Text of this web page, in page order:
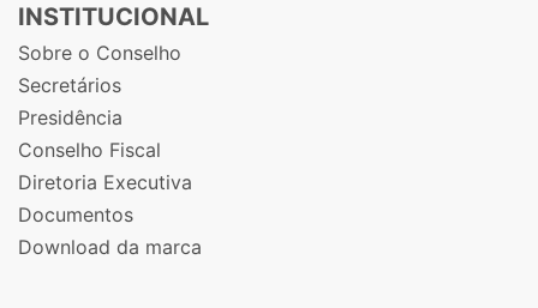
INSTITUCIONAL
Sobre o Conselho
Secretários
Presidência
Conselho Fiscal
Diretoria Executiva
Documentos
Download da marca